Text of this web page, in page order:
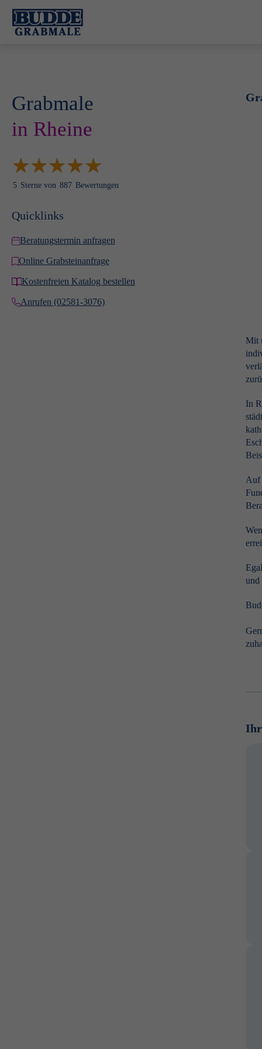
Grabmale
in Rheine
★★★★★
★★★★★
5 Sterne von 887 Bewertungen
Quicklinks
Beratungstermin anfragen
Online Grabsteinanfrage
Kostenfreien Katalog bestellen
Anrufen (02581-3076)
Mit
In
Auf
und
Ihr